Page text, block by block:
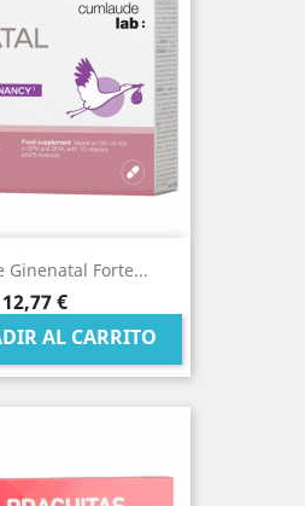
Ginenatal Forte...
Precio
12,77 €
AL CARRITO